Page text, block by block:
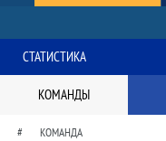
СТАТИСТИКА
КОМАНДЫ
# КОМАНДА